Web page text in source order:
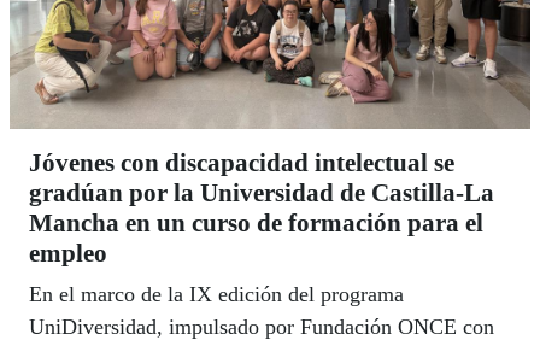
Jóvenes con discapacidad intelectual se
gradúan por la Universidad de Castilla-La
Mancha en un curso de formación para el
empleo
En el marco de la IX edición del programa
UniDiversidad, impulsado por Fundación ONCE con